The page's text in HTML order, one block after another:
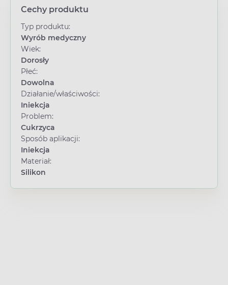
Cechy produktu
Typ produktu:
Wyrób medyczny
Wiek:
Dorosły
Płeć:
Dowolna
Działanie/właściwości:
Iniekcja
Problem:
Cukrzyca
Sposób aplikacji:
Iniekcja
Materiał:
Silikon